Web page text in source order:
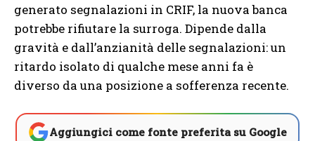
generato segnalazioni in CRIF, la nuova banca
potrebbe rifiutare la surroga. Dipende dalla
gravità e dall’anzianità delle segnalazioni: un
ritardo isolato di qualche mese anni fa è
diverso da una posizione a sofferenza recente.
Aggiungici come fonte preferita su Google